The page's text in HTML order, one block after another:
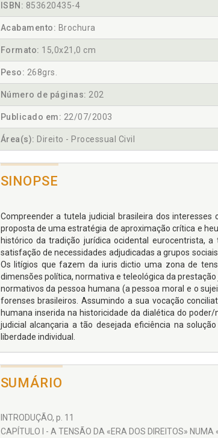
ISBN: 853620435-4
Acabamento: Brochura
Formato: 15,0x21,0 cm
Peso: 268grs.
Número de páginas: 202
Publicado em: 22/07/2003
Área(s): Direito - Processual Civil
SINOPSE
Compreender a tutela judicial brasileira dos
proposta de uma estratégia de aproximação crítica e
histórico da tradição jurídica ocidental eurocentrista,
satisfação de necessidades adjudicadas a grupos
Os litígios que fazem da iuris dictio uma zona de
dimensões política, normativa e teleológica da
normativos da pessoa humana (a pessoa moral e o
forenses brasileiros. Assumindo a sua vocação
humana inserida na historicidade da dialética do
judicial alcançaria a tão desejada eficiência na
liberdade individual.
SUMÁRIO
INTRODUÇÃO, p. 11
CAPÍTULO I - A TENSÃO DA «ERA DOS DIREITOS» NUMA